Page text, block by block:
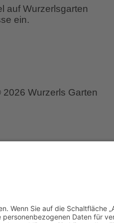
auf Wurzerlsgarten
ein.
2026 Wurzerls Garten